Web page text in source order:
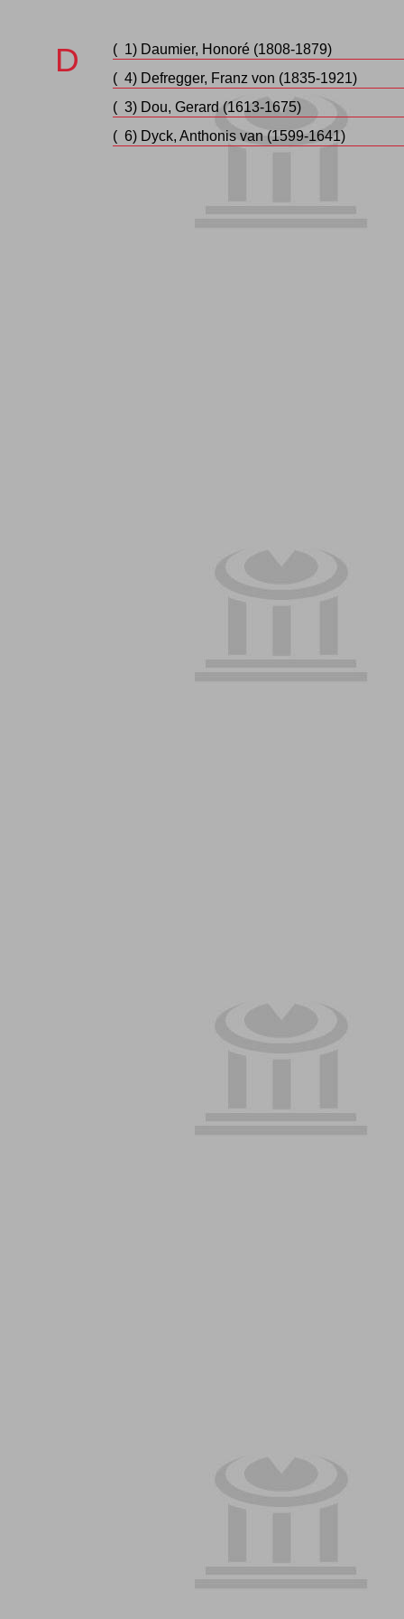
D ( 1) Daumier, Honoré (1808-1879)
( 4) Defregger, Franz von (1835-1921)
( 3) Dou, Gerard (1613-1675)
( 6) Dyck, Anthonis van (1599-1641)